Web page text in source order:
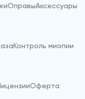
ОправыАксессуары
Контроль миопии
Оферта